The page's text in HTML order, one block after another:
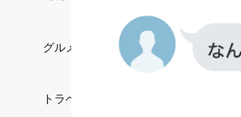
グルメ
トラベル